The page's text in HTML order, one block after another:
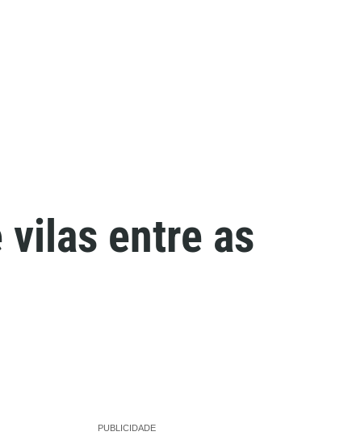
entre as
PUBLICIDADE